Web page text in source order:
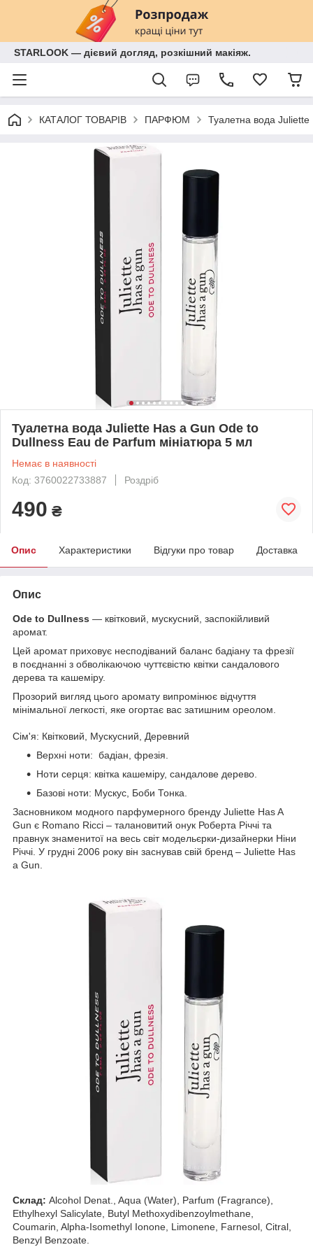
STARLOOK — дієвий догляд, розкішний макіяж.
КАТАЛОГ ТОВАРІВ ПАРФЮМ Туалетна вода
Туалетна вода Juliette Has a Gun Ode to
Dullness Eau de Parfum мініатюра 5 мл
Немає в наявності
Код: 3760022733887
Роздріб
490 ₴
Опис Характеристики Відгуки про товар Доставка
Опис
Ode to Dullness — квітковий, мускусний, заспокійливий
аромат.
Цей аромат приховує несподіваний баланс бадіану та фрезії
в поєднанні з обволікаючою чуттєвістю квітки сандалового
дерева та кашеміру.
Прозорий вигляд цього аромату випромінює відчуття
мінімальної легкості, яке огортає вас затишним ореолом.
Сім'я: Квітковий, Мускусний, Деревний
Верхні ноти: бадіан, фрезія.
Ноти серця: квітка кашеміру, сандалове дерево.
Базові ноти: Мускус, Боби Тонка.
Засновником модного парфумерного бренду Juliette Has A
Gun є Romano Ricci – талановитий онук Роберта Річчі та
правнук знаменитої на весь світ модельєрки-дизайнерки Ніни
Річчі. У грудні 2006 року він заснував свій бренд – Juliette Has
a Gun.
Склад: Alcohol Denat., Aqua (Water), Parfum (Fragrance),
Ethylhexyl Salicylate, Butyl Methoxydibenzoylmethane,
Coumarin, Alpha-Isomethyl Ionone, Limonene, Farnesol, Citral,
Benzyl Benzoate.